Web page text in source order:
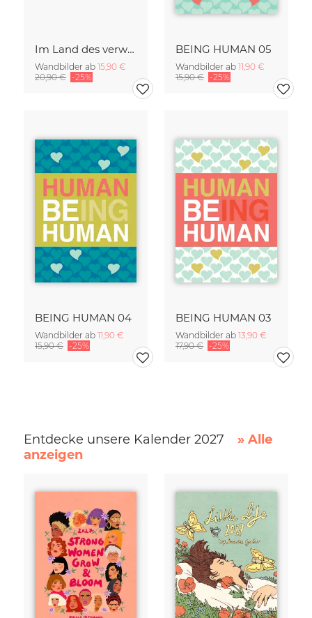
Im Land des verwunschenen Glücksklees
Wandbilder ab 15,90 €
20,90 € -25%
BEING HUMAN 05
Wandbilder ab 11,90 €
15,90 € -25%
BEING HUMAN 04
Wandbilder ab 11,90 €
15,90 € -25%
BEING HUMAN 03
Wandbilder ab 13,90 €
17,90 € -25%
Entdecke unsere Kalender 2027
» Alle
anzeigen